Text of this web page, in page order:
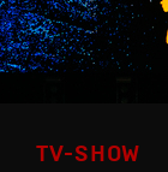
TV-SHOW